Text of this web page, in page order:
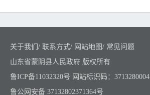
关于我们 / 联系方式/ 网站地图/ 常见问题
山东省蒙阴县人民政府 版权所有
鲁ICP备11032320号 网站标识码：3713280004
鲁公网安备 37132802371364号